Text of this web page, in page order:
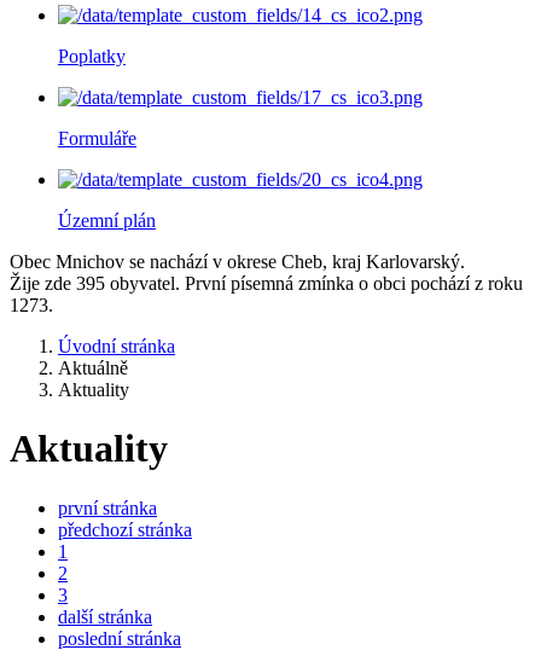
Poplatky
Formuláře
Územní plán
Obec Mnichov se nachází v okrese Cheb, kraj Karlovarský.
Žije zde 395 obyvatel. První písemná zmínka o obci pochází z roku
1273.
Úvodní stránka
Aktuálně
Aktuality
Aktuality
první stránka
předchozí stránka
1
2
3
další stránka
poslední stránka